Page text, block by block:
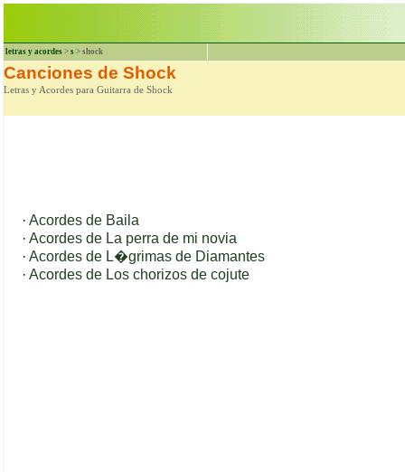
letras y acordes > s > shock
Canciones de Shock
Letras y Acordes para Guitarra de Shock
· Acordes de Baila
· Acordes de La perra de mi novia
· Acordes de L�grimas de Diamantes
· Acordes de Los chorizos de cojute